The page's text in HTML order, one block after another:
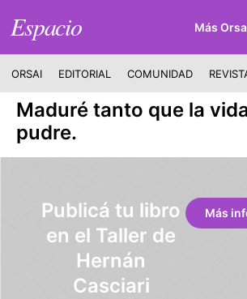
Espacio Más
ORSAI EDITORIAL COMUNIDAD
Maduré tanto que la
pudre.
Publicá tu libro
en el Taller de
Hernán
Casciari
Más